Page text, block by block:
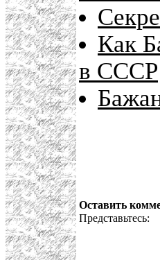
Как
в СССР
Оставить